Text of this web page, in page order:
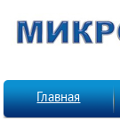
Главная